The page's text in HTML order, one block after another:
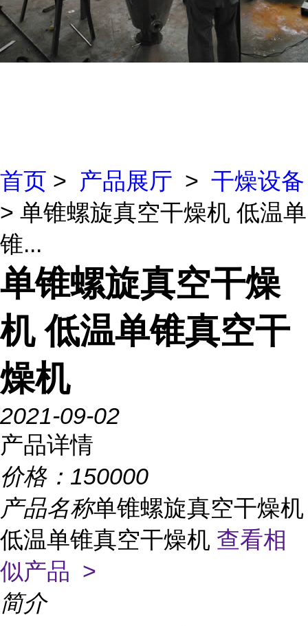
首页 > 产品展厅 > 干燥设备
> 单锥螺旋真空干燥机 低温单
锥...
单锥螺旋真空干燥
机 低温单锥真空干
燥机
2021-09-02
产品详情
价格： 150000
产品名称单锥螺旋真空干燥机
低温单锥真空干燥机 查看相
似产品 >
简介